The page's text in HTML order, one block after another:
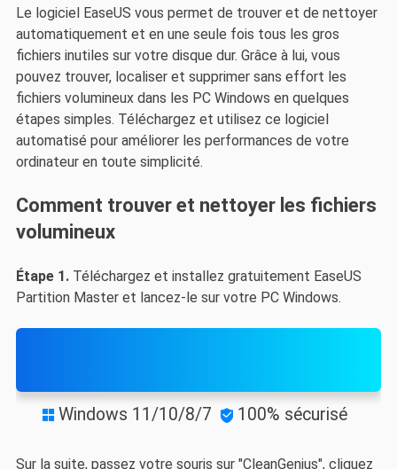
Le logiciel EaseUS vous permet de trouver et de nettoyer
automatiquement et en une seule fois tous les gros
fichiers inutiles sur votre disque dur. Grâce à lui, vous
pouvez trouver, localiser et supprimer sans effort les
fichiers volumineux dans les PC Windows en quelques
étapes simples. Téléchargez et utilisez ce logiciel
automatisé pour améliorer les performances de votre
ordinateur en toute simplicité.
Comment trouver et nettoyer les fichiers
volumineux
Étape 1. Téléchargez et installez gratuitement EaseUS
Partition Master et lancez-le sur votre PC Windows.
Télécharger
 Windows 11/10/8/7  100% sécurisé
Sur la suite, passez votre souris sur "CleanGenius", cliquez